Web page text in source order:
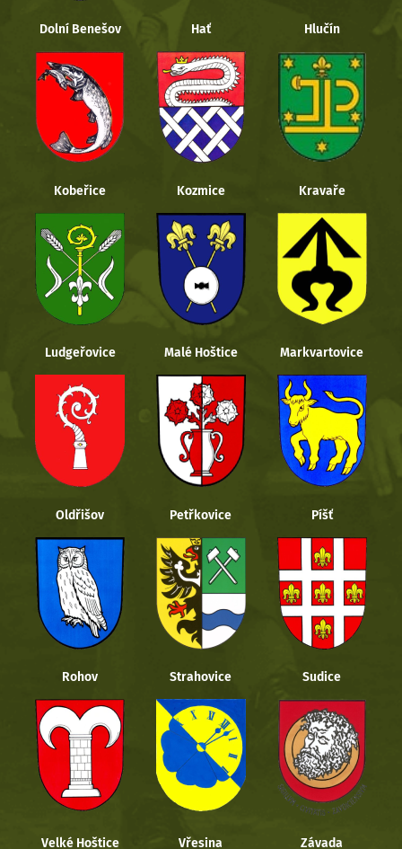
Dolní Benešov Hať Hlučín
Kobeřice Kozmice Kravaře
Ludgeřovice Malé Hoštice Markvartovice
Oldřišov Petřkovice Píšť
Rohov Strahovice Sudice
Velké Hoštice Vřesina Závada